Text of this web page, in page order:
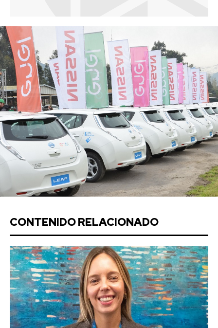
CONTENIDO RELACIONADO